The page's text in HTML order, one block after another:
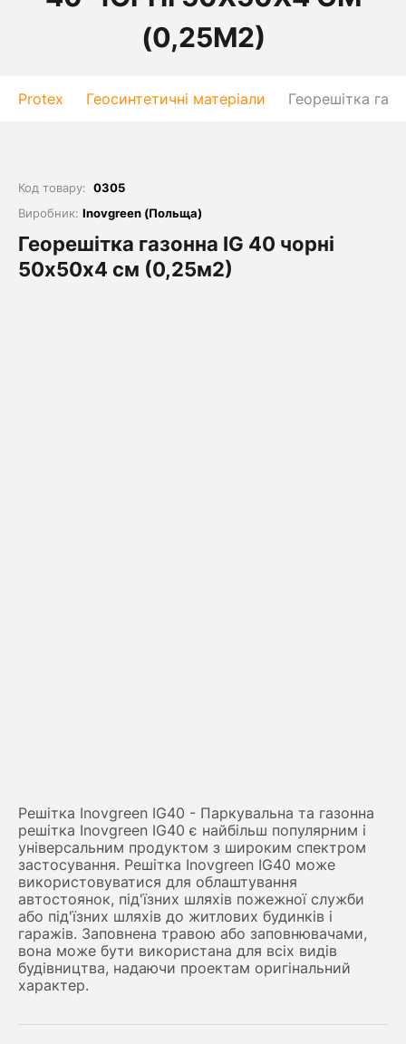
(0,25М2)
Protex Геосинтетичні матеріали Георешітка
Код товару: 0305
Виробник: Inovgreen (Польща)
Георешітка газонна IG 40 чорні
50х50х4 см (0,25м2)
Решітка Inovgreen IG40 - Паркувальна та газонна
решітка Inovgreen IG40 є найбільш популярним і
універсальним продуктом з широким спектром
застосування. Решітка Inovgreen IG40 може
використовуватися для облаштування
автостоянок, під'їзних шляхів пожежної служби
або під'їзних шляхів до житлових будинків і
гаражів. Заповнена травою або заповнювачами,
вона може бути використана для всіх видів
будівництва, надаючи проектам оригінальний
характер.